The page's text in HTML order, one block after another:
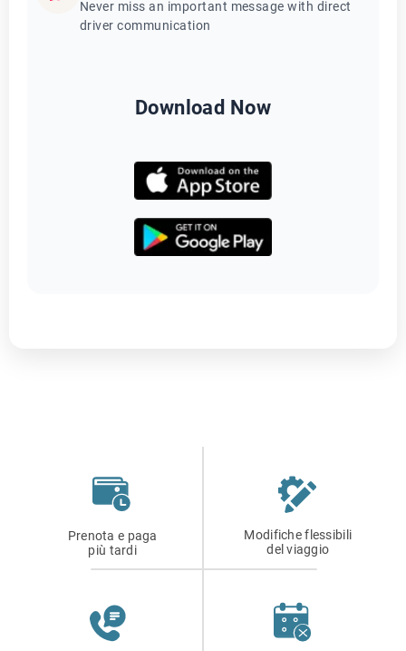
Never miss an important message with direct
driver communication
Download Now
Prenota e paga
più tardi
Modifiche flessibili
del viaggio